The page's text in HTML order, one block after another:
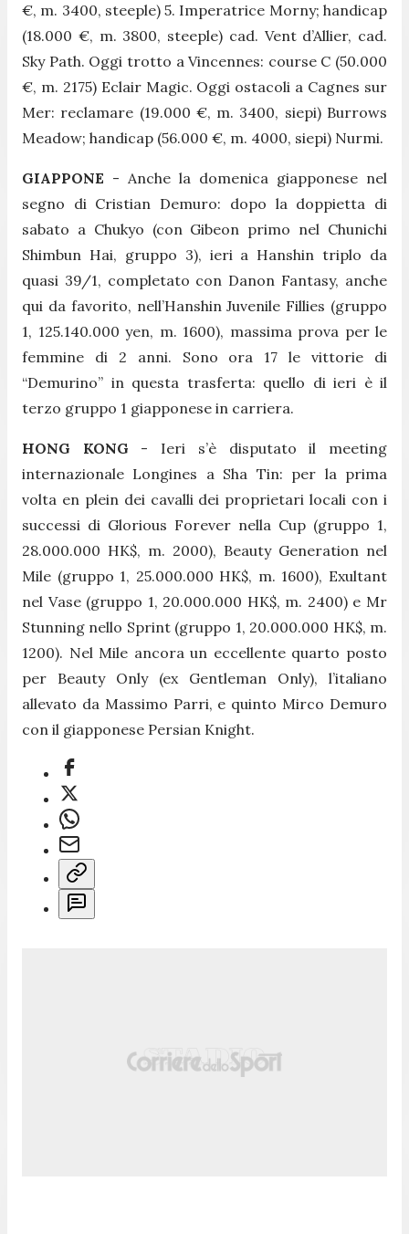
€, m. 3400, steeple) 5. Imperatrice Morny; handicap
(18.000 €, m. 3800, steeple) cad. Vent d’Allier, cad.
Sky Path. Oggi trotto a Vincennes: course C (50.000
€, m. 2175) Eclair Magic. Oggi ostacoli a Cagnes sur
Mer: reclamare (19.000 €, m. 3400, siepi) Burrows
Meadow; handicap (56.000 €, m. 4000, siepi) Nurmi.
GIAPPONE - Anche la domenica giapponese nel
segno di Cristian Demuro: dopo la doppietta di
sabato a Chukyo (con Gibeon primo nel Chunichi
Shimbun Hai, gruppo 3), ieri a Hanshin triplo da
quasi 39/1, completato con Danon Fantasy, anche
qui da favorito, nell’Hanshin Juvenile Fillies (gruppo
1, 125.140.000 yen, m. 1600), massima prova per le
femmine di 2 anni. Sono ora 17 le vittorie di
“Demurino” in questa trasferta: quello di ieri è il
terzo gruppo 1 giapponese in carriera.
HONG KONG - Ieri s’è disputato il meeting
internazionale Longines a Sha Tin: per la prima
volta en plein dei cavalli dei proprietari locali con i
successi di Glorious Forever nella Cup (gruppo 1,
28.000.000 HK$, m. 2000), Beauty Generation nel
Mile (gruppo 1, 25.000.000 HK$, m. 1600), Exultant
nel Vase (gruppo 1, 20.000.000 HK$, m. 2400) e Mr
Stunning nello Sprint (gruppo 1, 20.000.000 HK$, m.
1200). Nel Mile ancora un eccellente quarto posto
per Beauty Only (ex Gentleman Only), l’italiano
allevato da Massimo Parri, e quinto Mirco Demuro
con il giapponese Persian Knight.